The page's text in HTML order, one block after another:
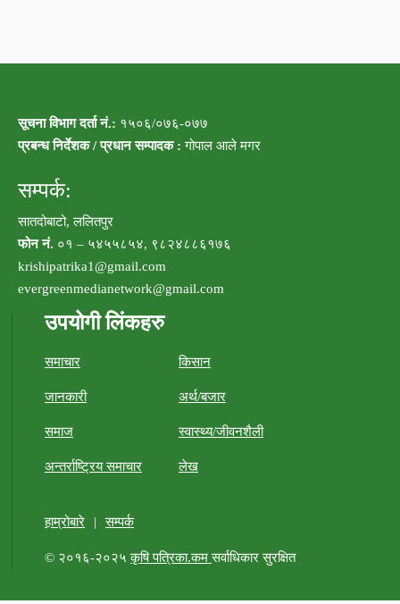
सूचना विभाग दर्ता नं.: १५०६/०७६-०७७
प्रबन्ध निर्देशक / प्रधान सम्पादक : गोपाल आले मगर
सम्पर्क:
सातदोबाटो, ललितपुर
फोन नं. ०१ – ५४५५८५४, ९८२४८८६१७६
krishipatrika1@gmail.com
evergreenmedianetwork@gmail.com
उपयोगी लिंकहरु
समाचार किसान
जानकारी अर्थ/बजार
समाज स्वास्थ्य/जीवनशैली
अन्तर्राष्ट्रिय समाचार लेख
हाम्रोबारे | सम्पर्क
© २०१६-२०२५कृषि पत्रिका.कमसर्वाधिकार सुरक्षित